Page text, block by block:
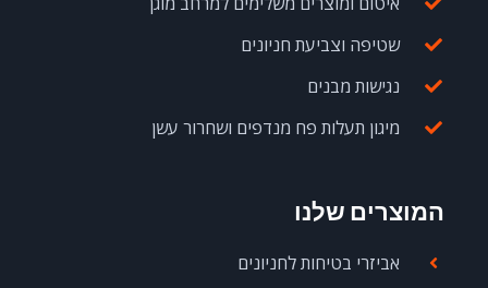
שטיפה וצביעת חניונים
נגישות מבנים
מיגון תעלות פח מנדפים ושחרור עשן
המוצרים שלנו
אביזרי בטיחות לחניונים